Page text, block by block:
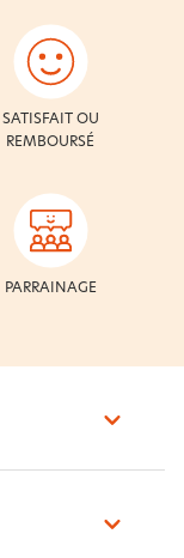
SATISFAIT OU
REMBOURSÉ
PARRAINAGE